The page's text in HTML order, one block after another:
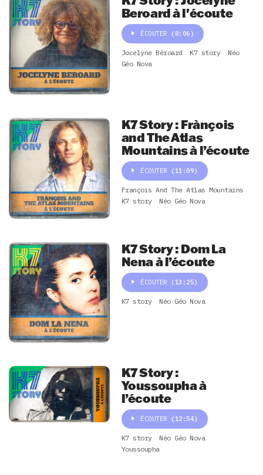
Beroard à l'écoute
ÉCOUTER (8:06)
Jocelyne Béroard K7 story
Néo
Géo Nova
K7 Story : Frànçois
and The Atlas
Mountains à l’écoute
ÉCOUTER (11:09)
François And The Atlas Mountains
K7 story
Néo Géo Nova
K7 Story : Dom La
Nena à l’écoute
ÉCOUTER (13:25)
K7 story Néo Géo Nova
K7 Story :
Youssoupha à
l’écoute
ÉCOUTER (12:54)
K7 story
Néo Géo Nova
Youssoupha